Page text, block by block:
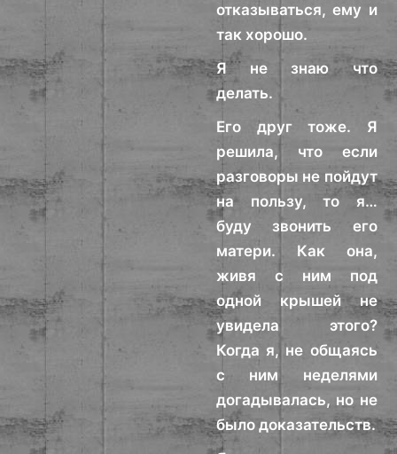
отказываться, ему и
так хорошо.
Я не знаю что
делать.
Его друг тоже. Я
решила, что если
разговоры не пойдут
на пользу, то я…
буду звонить его
матери. Как она,
живя с ним под
одной крышей не
увидела этого?
Когда я, не общаясь
с ним неделями
догадывалась, но не
было доказательств.